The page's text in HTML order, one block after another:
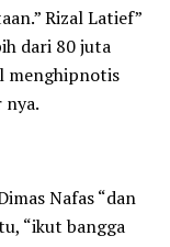
Rizal Latief”
dari 80 juta
menghipnotis
nya.
Nafas “dan
“ikut bangga